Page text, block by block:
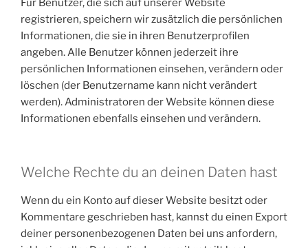
Für Benutzer, die sich auf unserer Website
registrieren, speichern wir zusätzlich die persönlichen
Informationen, die sie in ihren Benutzerprofilen
angeben. Alle Benutzer können jederzeit ihre
persönlichen Informationen einsehen, verändern oder
löschen (der Benutzername kann nicht verändert
werden). Administratoren der Website können diese
Informationen ebenfalls einsehen und verändern.
Welche Rechte du an deinen Daten hast
Wenn du ein Konto auf dieser Website besitzt oder
Kommentare geschrieben hast, kannst du einen Export
deiner personenbezogenen Daten bei uns anfordern,